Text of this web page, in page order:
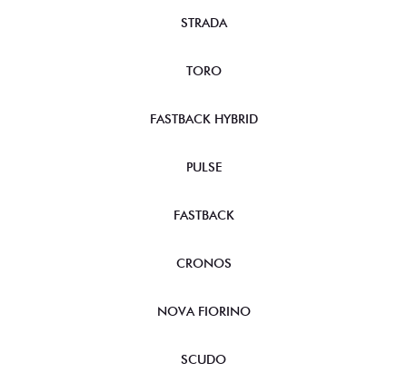
STRADA
TORO
FASTBACK HYBRID
PULSE
FASTBACK
CRONOS
NOVA FIORINO
SCUDO